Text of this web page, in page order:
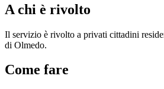
A chi è rivolto
Il servizio è rivolto a privati cittadini
di Olmedo.
Come fare